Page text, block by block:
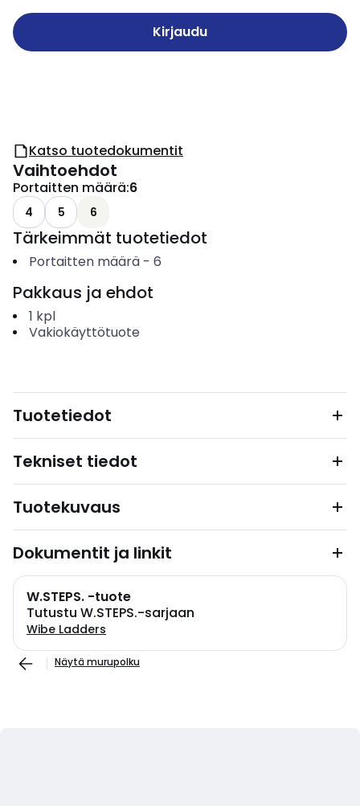
Kirjaudu
Katso tuotedokumentit
Vaihtoehdot
Portaitten määrä:6
4 5 6
Tärkeimmät tuotetiedot
Portaitten määrä- 6
Pakkaus ja ehdot
1 kpl
Vakiokäyttötuote
Tuotetiedot
Tekniset tiedot
Tuotekuvaus
Dokumentit ja linkit
W.STEPS. -tuote
Tutustu W.STEPS.-sarjaan
Wibe Ladders
Näytä murupolku